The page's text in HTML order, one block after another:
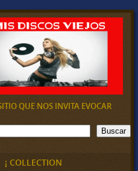
QUE NOS INVITA EVOCAR
Buscar
¡ COLLECTION